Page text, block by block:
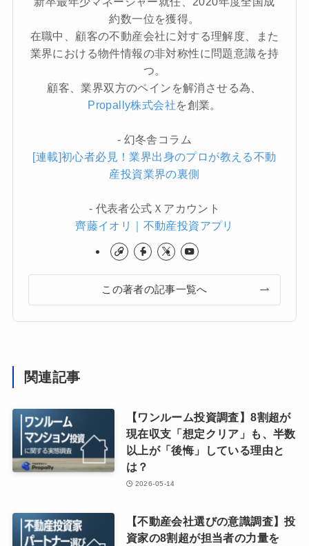
約数一位を獲得。
在職中、顧客の不動産会社に対する理解度、また
業界における物件情報の非対称性に問題意識を持
つ。
顧客、業界双方のペインを解消させる為、
Propally株式会社を創業。
- 幻冬舎コラム
[連載]初心者必見！業界出身のプロが教える不動
産投資業界の裏側
- 代表者公式Ｘアカウント
齊藤イオリ｜不動産投資アプリ
この著者の記事一覧へ
関連記事
【ワンルーム投資調査】8割超が
現在収支「想定クリア」も、半数
以上が「後悔」している理由と
は？
2026-05-14
【不動産会社選びの意識調査】投
資家の8割超が担当者の力量を